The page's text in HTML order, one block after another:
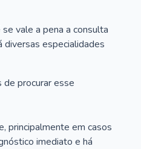
vale a pena a consulta
diversas especialidades
de procurar esse
principalmente em casos
imediato e há